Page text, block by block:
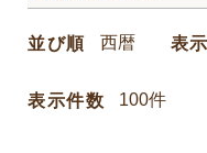
並び順 表
表示件数